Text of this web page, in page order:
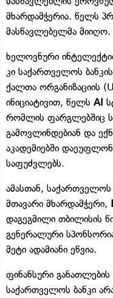
მხარდამჭერია. წელს
მასწავლებელმა მიიღო.
ხელოვნური
კი საქართველოს
ქალთა ორგანიზაციის
ინიციატივით, წელს AI
რომლის ფარგლებშიც
გამოვლინდებიან და
აკადემიებში
საფუძვლებს.
ამასთან,
მთავარი მხარდამჭერი,
დაგეგმილი თბილისის
გენერალური
მეტი ადამიანი ეწვია.
ფინანსური
საქართველოს ბანკი